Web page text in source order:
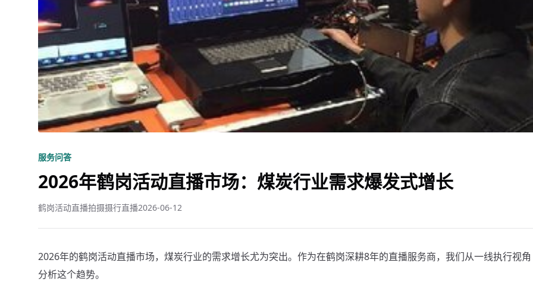
服务问答
2026年鹤岗活动直播市场：煤炭行业需求爆发式增长
鹤岗活动直播拍摄摄行直播2026-06-12
2026年的鹤岗活动直播市场，煤炭行业的需求增长尤为突出。作为在鹤岗深耕8年的直播服务商，我们从一线执行视角
分析这个趋势。